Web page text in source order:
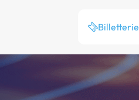
Billetterie